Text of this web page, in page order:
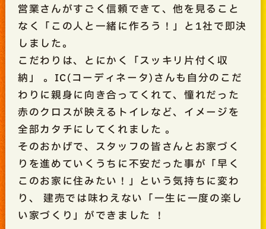
営業さんがすごく信頼できて、他を見ること
なく「この人と一緒に作ろう！」と1社で即決
しました。
こだわりは、とにかく「スッキリ片付く収
納」 。IC(コーディネータ)さんも自分のこだ
わりに親身に向き合ってくれて、憧れだった
赤のクロスが映えるトイレなど、イメージを
全部カタチにしてくれました。
そのおかげで、スタッフの皆さんとお家づく
りを進めていくうちに不安だった事が「早く
このお家に住みたい！」という気持ちに変わ
り、
建売では味わえない「一生に一度の楽し
い家づくり」ができました ！